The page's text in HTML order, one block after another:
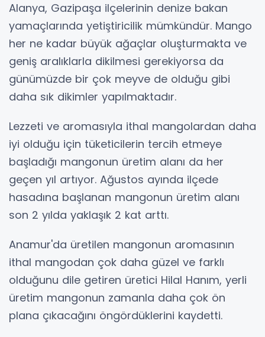
Alanya, Gazipaşa ilçelerinin denize bakan
yamaçlarında yetiştiricilik mümkündür. Mango
her ne kadar büyük ağaçlar oluşturmakta ve
geniş aralıklarla dikilmesi gerekiyorsa da
günümüzde bir çok meyve de olduğu gibi
daha sık dikimler yapılmaktadır.
Lezzeti ve aromasıyla ithal mangolardan daha
iyi olduğu için tüketicilerin tercih etmeye
başladığı mangonun üretim alanı da her
geçen yıl artıyor. Ağustos ayında ilçede
hasadına başlanan mangonun üretim alanı
son 2 yılda yaklaşık 2 kat arttı.
Anamur'da üretilen mangonun aromasının
ithal mangodan çok daha güzel ve farklı
olduğunu dile getiren üretici Hilal Hanım, yerli
üretim mangonun zamanla daha çok ön
plana çıkacağını öngördüklerini kaydetti.